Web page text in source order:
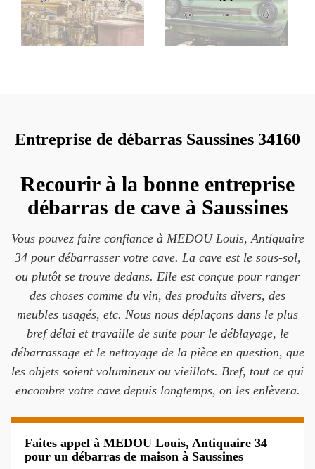
Entreprise de débarras Saussines 34160
Recourir à la bonne entreprise
débarras de cave à Saussines
Vous pouvez faire confiance à MEDOU Louis, Antiquaire
34 pour débarrasser votre cave. La cave est le sous-sol,
ou plutôt se trouve dedans. Elle est conçue pour ranger
des choses comme du vin, des produits divers, des
meubles usagés, etc. Nous nous déplaçons dans le plus
bref délai et travaille de suite pour le déblayage, le
débarrassage et le nettoyage de la pièce en question, que
les objets soient volumineux ou vieillots. Bref, tout ce qui
encombre votre cave depuis longtemps, on les enlèvera.
Faites appel à MEDOU Louis, Antiquaire 34
pour un débarras de maison à Saussines